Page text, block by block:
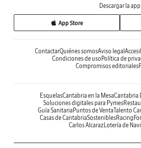
Descargar la app
App Store
ContactarQuiénes somosAviso legal
Condiciones de uso Política de
Compromisos editoriales
EsquelasCantabria en la MesaCantabria
Soluciones digitales para Pymes
Guía Sanitaria Puntos de VentaTalento
Casas de CantabriaSosteniblesRacing
Carlos AlcarazLotería de